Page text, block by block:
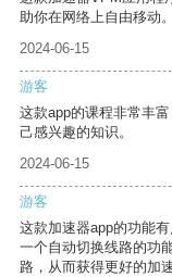
助你在网络上自由移动。
2024-06-15
游客
这款app的课程非常丰
己感兴趣的知识。
2024-06-15
游客
这款加速器app的功能
一个自动切换线路的功
路，从而获得更好的加